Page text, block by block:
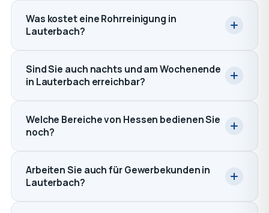
Was kostet eine Rohrreinigung in
Lauterbach?
Sind Sie auch nachts und am Wochenende
in Lauterbach erreichbar?
Welche Bereiche von Hessen bedienen Sie
noch?
Arbeiten Sie auch für Gewerbekunden in
Lauterbach?